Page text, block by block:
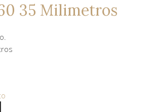
35 Milimetros